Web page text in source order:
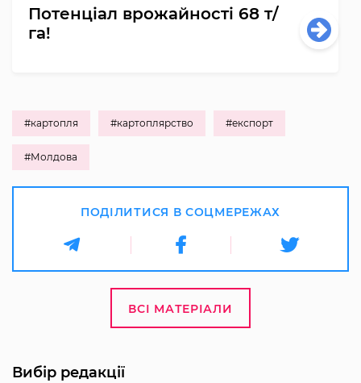
Потенціал врожайності 68 т/
га!
#картопля #картоплярство #експорт
#Молдова
ПОДІЛИТИСЯ В СОЦМЕРЕЖАХ
ВСІ МАТЕРІАЛИ
Вибір редакції